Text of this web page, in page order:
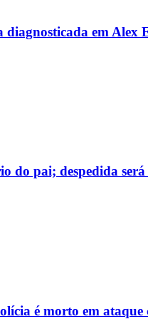
diagnosticada em Alex
do pai; despedida será
é morto em ataque